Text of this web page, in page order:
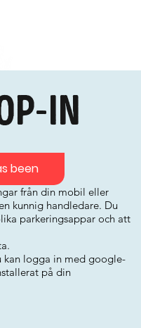
in
från din mobil eller
kunnig handledare. Du
parkeringsappar och att
kan logga in med google-
på din
been